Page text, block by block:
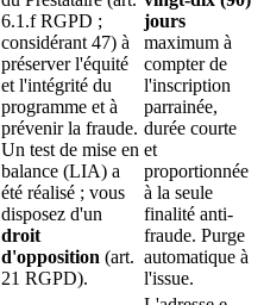
6.1.f RGPD ;
considérant 47) à
préserver l'équité
et l'intégrité du
programme et à
prévenir la fraude.
Un test de mise en
balance (LIA) a
été réalisé ; vous
disposez d'un
droit
d'opposition (art.
21 RGPD).
jours
maximum à
compter de
l'inscription
parrainée,
durée courte
et
proportionnée
à la seule
finalité anti-
fraude. Purge
automatique à
l'issue.